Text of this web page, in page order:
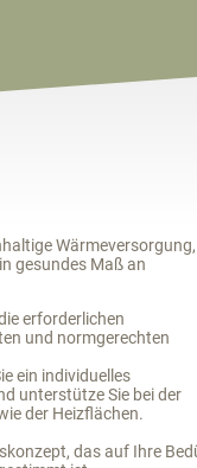
Wärmeversorgung,
gesundes Maß an
erforderlichen
und normgerechten
ein individuelles
unterstütze Sie bei der
sowie der
das auf Ihre